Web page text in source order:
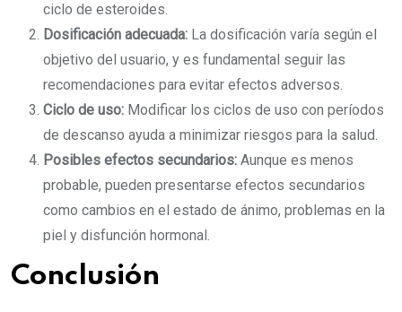
ciclo de esteroides.
Dosificación adecuada: La dosificación varía según el
objetivo del usuario, y es fundamental seguir las
recomendaciones para evitar efectos adversos.
Ciclo de uso: Modificar los ciclos de uso con períodos
de descanso ayuda a minimizar riesgos para la salud.
Posibles efectos secundarios: Aunque es menos
probable, pueden presentarse efectos secundarios
como cambios en el estado de ánimo, problemas en la
piel y disfunción hormonal.
Conclusión